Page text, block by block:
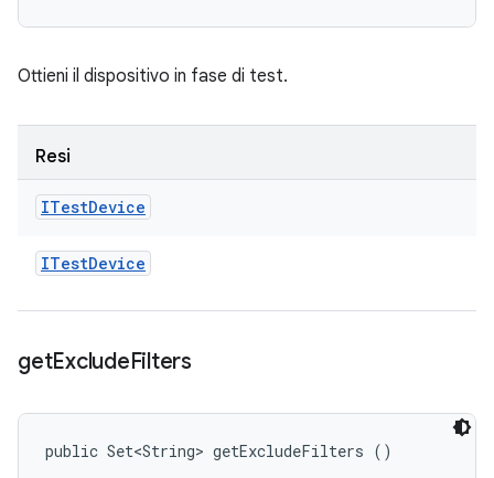
Ottieni il dispositivo in fase di test.
Resi
ITestDevice
ITestDevice
getExcludeFilters
public Set<String> getExcludeFilters ()